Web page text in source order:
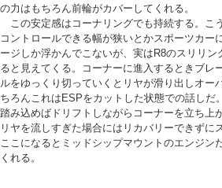
の力はもちろん前輪がカバーしてくれる。
この安定感はコーナリングでも持続する。こ
コントロールできる幅が狭いとかスポーツカー
ージしか浮かんでこないが、実はR8のスリリ
ると見えてくる。コーナーに進入するときブレ
ルをゆっくり切っていくとリヤが滑り出しオー
ちろんこれはESPをカットした状態での話しだ
踏み込めばドリフトしながらコーナーを立ち上
リヤを流しすぎた場合にはリカバリーできずに
ここになるとミッドシップマウントのエンジン
くれる。